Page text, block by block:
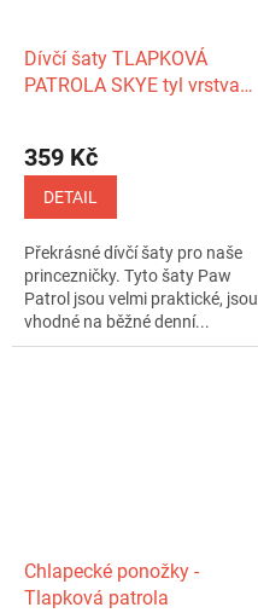
Dívčí šaty TLAPKOVÁ
PATROLA SKYE tyl vrstva
359 Kč
DETAIL
Překrásné dívčí šaty pro naše
princezničky. Tyto šaty Paw
Patrol jsou velmi praktické, jsou
vhodné na běžné denní...
Chlapecké ponožky -
Tlapková patrola